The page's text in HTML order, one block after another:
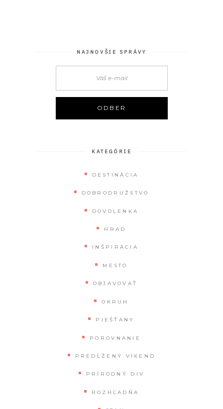
NAJNOVŠIE SPRÁVY
KATEGÓRIE
DESTINÁCIA
DOBRODRUŽSTVO
DOVOLENKA
HRAD
INŠPIRÁCIA
MESTO
OBJAVOVAŤ
OKRUH
PIEŠŤANY
POROVNANIE
PREDĹŽENÝ VÍKEND
PRÍRODNÝ DIV
ROZHĽADŇA